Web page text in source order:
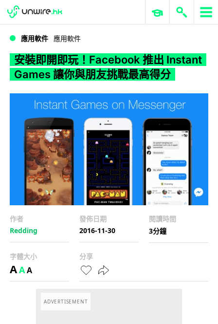
WWDC 2026 ERP 與商業 AI
應用軟件 應用軟件
安裝即開即玩！Facebook 推出 Instant
Games 讓你與朋友挑戰最高得分
作者
Redding
發佈日期
2016-11-30
閱讀時間
3分鐘
字體大小
AAA
分享
ADVERTISEMENT